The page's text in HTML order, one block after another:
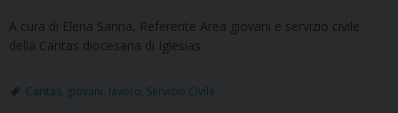
A cura di Elena Sanna, Referente Area giovani e servizio civile
della Caritas diocesana di Iglesias
Caritas giovani lavoro Servizio Civile